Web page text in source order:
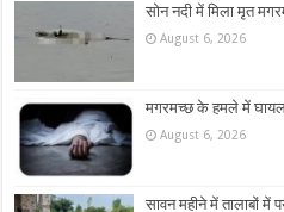
सोन नदी में मिला मृत
August 6, 2026
मगरमच्छ के हमले में
August 6, 2026
सावन महीने में तालाबों में